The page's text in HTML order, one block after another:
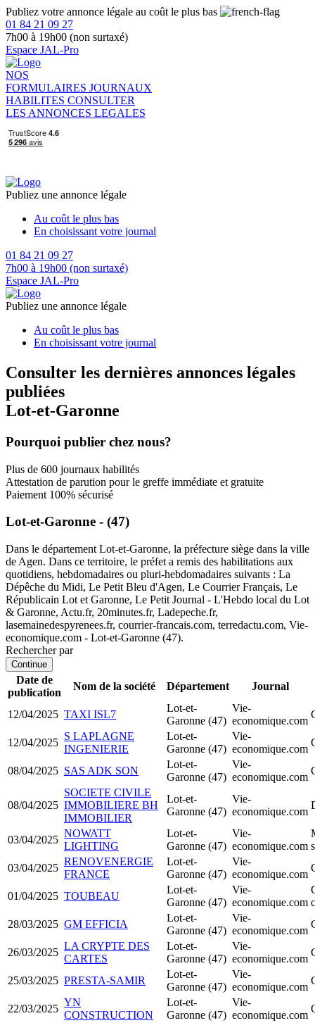
Publiez votre annonce légale au coût le plus bas
01 84 21 09 27
7h00 à 19h00 (non surtaxé)
Espace JAL-Pro
NOS
FORMULAIRES JOURNAUX
HABILITES CONSULTER
LES ANNONCES LEGALES
Publiez une annonce légale
Au coût le plus bas
En choisissant votre journal
01 84 21 09 27
7h00 à 19h00 (non surtaxé)
Espace JAL-Pro
Publiez une annonce légale
Au coût le plus bas
En choisissant votre journal
Consulter les dernières annonces légales
publiées
Lot-et-Garonne
Pourquoi publier chez nous?
Plus de 600 journaux habilités
Attestation de parution pour le greffe immédiate et gratuite
Paiement 100% sécurisé
Lot-et-Garonne - (47)
Dans le département Lot-et-Garonne, la préfecture siège dans la ville
de Agen. Dans ce territoire, le préfet a remis des habilitations aux
quotidiens, hebdomadaires ou pluri-hebdomadaires suivants : La
Dépêche du Midi, Le Petit Bleu d'Agen, Le Courrier Français, Le
Républicain Lot et Garonne, Le Petit Journal - L'Hebdo local du Lot
& Garonne, Actu.fr, 20minutes.fr, Ladepeche.fr,
lasemainedespyrenees.fr, courrier-francais.com, terredactu.com, Vie-
economique.com - Lot-et-Garonne (47).
Rechercher par
Continue
Date de
publication
Nom de la société Département Journal
12/04/2025 TAXI ISL7
Lot-et-
Garonne (47)
Vie-
economique.com
12/04/2025
S LAPLAGNE
INGENIERIE
Lot-et-
Garonne (47)
Vie-
economique.com
08/04/2025 SAS ADK SON
Lot-et-
Garonne (47)
Vie-
economique.com
08/04/2025
SOCIETE CIVILE
IMMOBILIERE BH
IMMOBILIER
Lot-et-
Garonne (47)
Vie-
economique.com
03/04/2025
NOWATT
LIGHTING
Lot-et-
Garonne (47)
Vie-
economique.com
03/04/2025
RENOVENERGIE
FRANCE
Lot-et-
Garonne (47)
Vie-
economique.com
01/04/2025 TOUBEAU
Lot-et-
Garonne (47)
Vie-
economique.com
28/03/2025 GM EFFICIA
Lot-et-
Garonne (47)
Vie-
economique.com
26/03/2025
LA CRYPTE DES
CARTES
Lot-et-
Garonne (47)
Vie-
economique.com
25/03/2025 PRESTA-SAMIR
Lot-et-
Garonne (47)
Vie-
economique.com
22/03/2025
YN
CONSTRUCTION
Lot-et-
Garonne (47)
Vie-
economique.com